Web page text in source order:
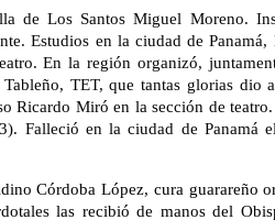
de Los Santos Miguel Moreno.
Estudios en la ciudad de Panamá,
En la región organizó,
TET, que tantas glorias dio
Ricardo Miró en la sección de teatro.
Falleció en la ciudad de Panamá
Córdoba López, cura guarareño
las recibió de manos del